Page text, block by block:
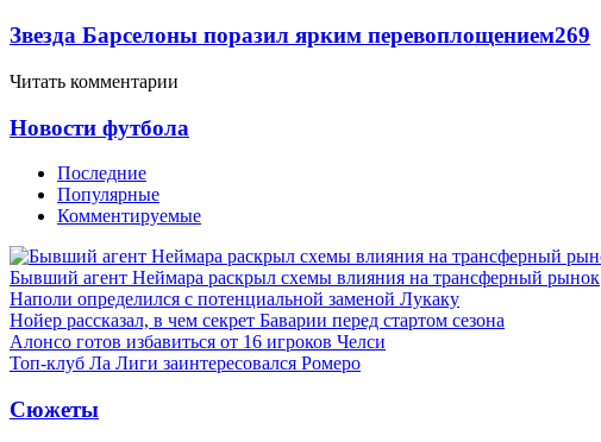
Звезда Барселоны поразил ярким перевоплощением269
Читать комментарии
Новости футбола
Последние
Популярные
Комментируемые
Бывший агент Неймара раскрыл схемы влияния на трансферный рынок
Наполи определился с потенциальной заменой Лукаку
Нойер рассказал, в чем секрет Баварии перед стартом сезона
Алонсо готов избавиться от 16 игроков Челси
Топ-клуб Ла Лиги заинтересовался Ромеро
Сюжеты